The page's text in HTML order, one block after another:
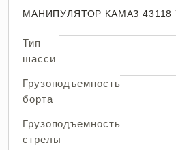
МАНИПУЛЯТОР КАМАЗ
Тип
шасси
Грузоподъемность
борта
Грузоподъемность
стрелы